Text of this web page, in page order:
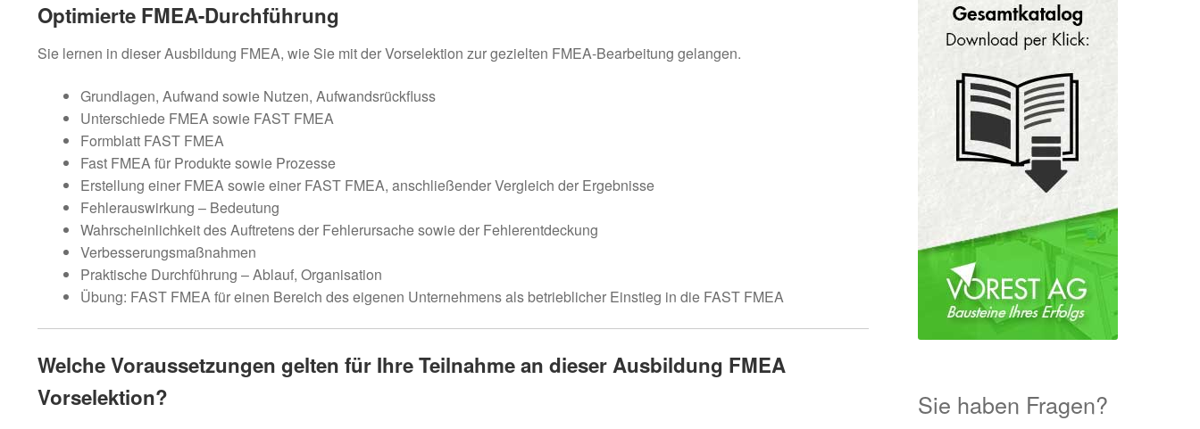
Optimierte FMEA-Durchführung
Sie lernen in dieser Ausbildung FMEA, wie Sie mit der Vorselektion zur gezielten FMEA-Bearbeitung gelangen.
Grundlagen, Aufwand sowie Nutzen, Aufwandsrückfluss
Unterschiede FMEA sowie FAST FMEA
Formblatt FAST FMEA
Fast FMEA für Produkte sowie Prozesse
Erstellung einer FMEA sowie einer FAST FMEA, anschließender Vergleich der Ergebnisse
Fehlerauswirkung – Bedeutung
Wahrscheinlichkeit des Auftretens der Fehlerursache sowie der Fehlerentdeckung
Verbesserungsmaßnahmen
Praktische Durchführung – Ablauf, Organisation
Übung: FAST FMEA für einen Bereich des eigenen Unternehmens als betrieblicher Einstieg in die FAST FMEA
Welche Voraussetzungen gelten für Ihre Teilnahme an dieserAusbildung FMEA
Vorselektion?
Sie haben Fragen?